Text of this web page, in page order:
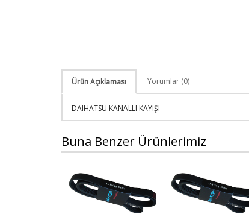
Ürün Açıklaması Yorumlar (0)
DAIHATSU KANALLI KAYIŞI
Buna Benzer Ürünlerimiz